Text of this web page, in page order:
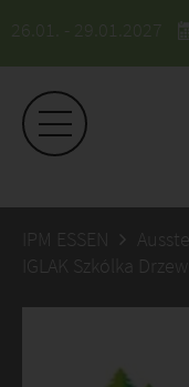
26.01. - 29.01.2027
IPM ESSEN